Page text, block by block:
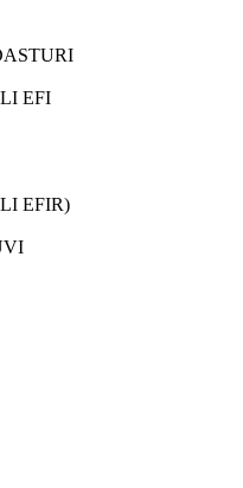
EFI
EFIR)